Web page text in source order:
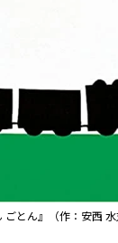
ごとん』（作：安西 水